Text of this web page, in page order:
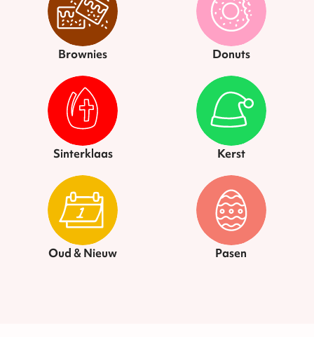
Brownies Donuts
Sinterklaas Kerst
Oud & Nieuw Pasen